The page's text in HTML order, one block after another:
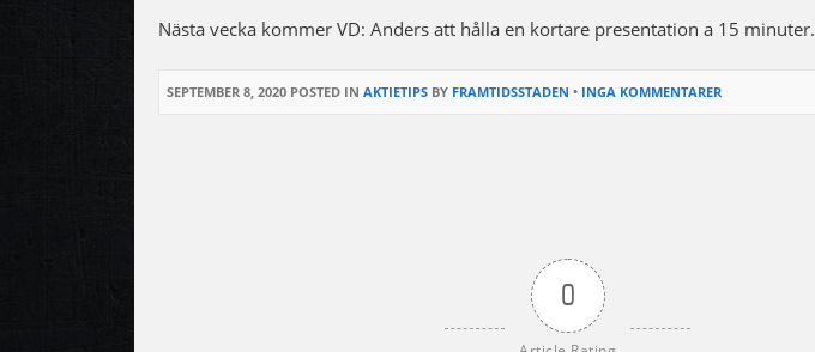
Nästa vecka kommer VD: Anders att hålla en kortare presentation a 15 minuter.
SEPTEMBER 8, 2020 POSTED IN AKTIETIPS BY FRAMTIDSSTADEN • INGA KOMMENTARER
0